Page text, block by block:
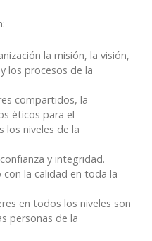
la misión, la visión,
los procesos de la
compartidos, la
éticos para el
niveles de la
y integridad.
la calidad en toda la
en todos los niveles son
personas de la